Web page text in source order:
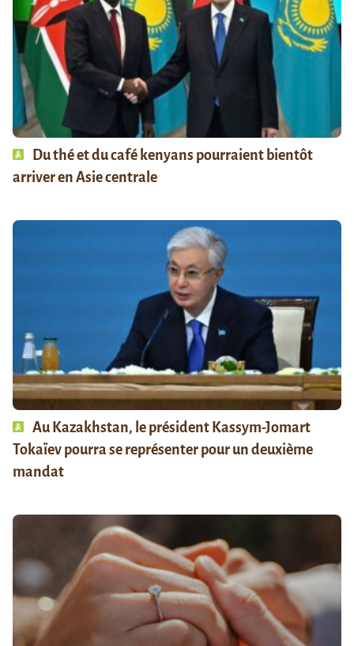
Du thé et du café kenyans pourraient bientôt
arriver en Asie centrale
Au Kazakhstan, le président Kassym-Jomart
Tokaïev pourra se représenter pour un deuxième
mandat